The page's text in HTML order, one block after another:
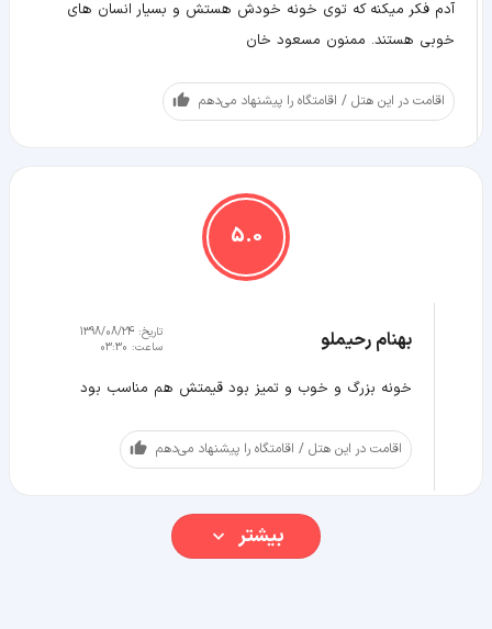
آدم فکر میکنه که توی خونه خودش هستش و بسیار انسان های
خوبی هستند. ممنون مسعود خان
اقامت در این هتل / اقامتگاه را پیشنهاد می‌دهم
5.0
بهنام رحیملو تاریخ:1398/08/24
ساعت: 03:30
خونه بزرگ و خوب و تمیز بود قیمتش هم مناسب بود
اقامت در این هتل / اقامتگاه را پیشنهاد می‌دهم
بیشتر